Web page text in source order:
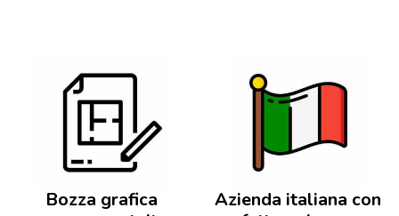
Bozza grafica
Azienda italiana con